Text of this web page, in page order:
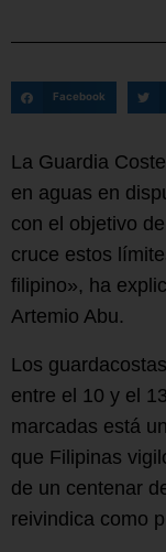
Facebook
La Guardia
en aguas en
con el objetivo
cruce estos
filipino», ha
Artemio Abu.
Los
entre el 10 y el
marcadas está
que Filipinas
de un centenar
reivindica como